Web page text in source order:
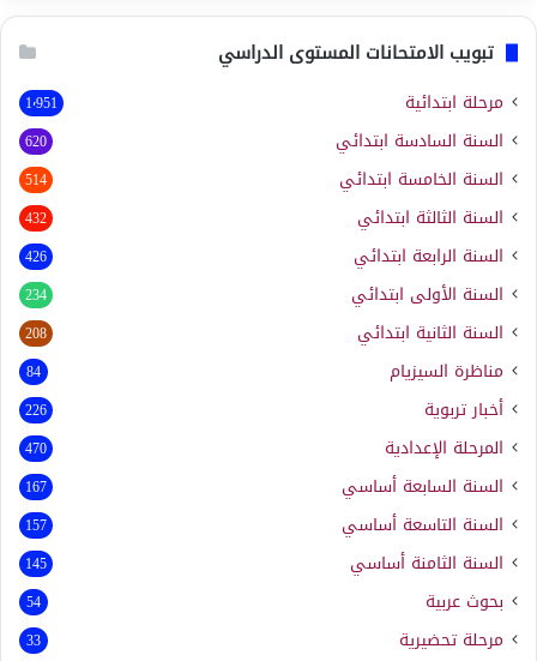
تبويب الامتحانات المستوى الدراسي
مرحلة ابتدائية 1٬951
السنة السادسة ابتدائي 620
السنة الخامسة ابتدائي 514
السنة الثالثة ابتدائي 432
السنة الرابعة ابتدائي 426
السنة الأولى ابتدائي 234
السنة الثانية ابتدائي 208
مناظرة السيزيام 84
أخبار تربوية 226
المرحلة الإعدادية 470
السنة السابعة أساسي 167
السنة التاسعة أساسي 157
السنة الثامنة أساسي 145
بحوث عربية 54
مرحلة تحضيرية 33